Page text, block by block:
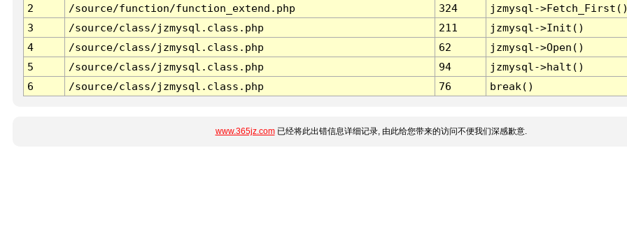
2
/source/function/function_extend.php 324
jzmysql-
3
/source/class/jzmysql.class.php 211
jzmysql->Init()
4
/source/class/jzmysql.class.php 62
jzmysql->Open()
5
/source/class/jzmysql.class.php 94
jzmysql->halt()
6
/source/class/jzmysql.class.php 76 break()
www.365jz.com已经将此出错信息详细记录, 由此给您带来的访问不便我们深感歉意.